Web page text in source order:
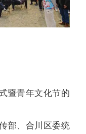
暨青年文化节的
部、合川区委统